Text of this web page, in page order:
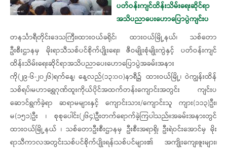
ပတ်ဝန်းကျင်ထိန်းသိမ်းရေးဆိုင်ရာ
အသိပညာပေးဟောပြောပွဲကျင်းပ
တနင်္သာရီတိုင်းဒေသကြီး၊ထားဝယ်ခရိုင်၊ ထားဝယ်မြို့နယ်၊ သစ်တော
ဦးစီးဌာနမှ မိုးရာသီသစ်ပင်စိုက်ပျိုးရေး၊ ဇီဝမျိုးစုံမျိုးကွဲနှင့် ပတ်ဝန်းကျင်
ထိန်းသိမ်းရေးဆိုင်ရာအသိပညာပေးဟောပြောပွဲအခမ်းအနား
ကို(၂၉-၆-၂၀၂၆)ရက်နေ့၊ နေ့လည်(၁၃:၀၀)နာရီ၌ ထားဝယ်မြို့၊ ဝဲကျွန်းထိန်
သစ်ရပ်၊မဟာရွှေဂုဏ်ထူးကိုယ်ပိုင်အထက်တန်းကျောင်းအတွင်း ကျင်းပ
ဆောင်ရွက်ခဲ့ရာ ဆရာမများနှင့် ကျောင်းသား/ကျောင်းသူ ကျား(၁၁၃)ဦး၊
မ(၁၅၁)ဦး ၊ စုစုပေါင်း(၂၆၄)ဦးတက်ရောက်ခဲ့ကြပါသည်။အခမ်းအနားတွင်
ထားဝယ်မြို့နယ် ၊ သစ်တောဦးစီးဌာနမှ ဦးစီးအရာရှိ၊ ဦးရဲဝင်းအောင်မှ မိုး
ရာသီကာလအတွင်းသစ်ပင်စိုက်ပျိုးရန်၊သစ်ပင်များ၏ အကျိုးကျေးဇူးများ၊